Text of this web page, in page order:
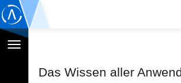
Navigation
Das Wissen aller